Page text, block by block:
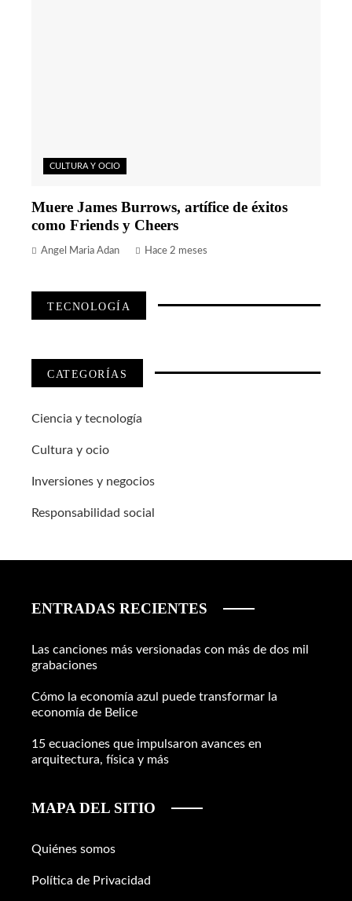
CULTURA Y OCIO
Muere James Burrows, artífice de éxitos
como Friends y Cheers
Angel Maria Adan Hace 2 meses
TECNOLOGÍA
CATEGORÍAS
Ciencia y tecnología
Cultura y ocio
Inversiones y negocios
Responsabilidad social
ENTRADAS RECIENTES
Las canciones más versionadas con más de dos mil
grabaciones
Cómo la economía azul puede transformar la
economía de Belice
15 ecuaciones que impulsaron avances en
arquitectura, física y más
MAPA DEL SITIO
Quiénes somos
Política de Privacidad